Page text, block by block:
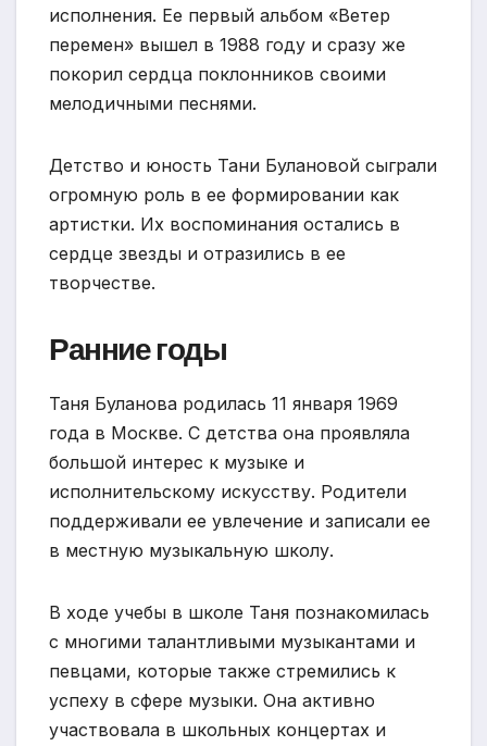
исполнения. Ее первый альбом «Ветер
перемен» вышел в 1988 году и сразу же
покорил сердца поклонников своими
мелодичными песнями.
Детство и юность Тани Булановой сыграли
огромную роль в ее формировании как
артистки. Их воспоминания остались в
сердце звезды и отразились в ее
творчестве.
Ранние годы
Таня Буланова родилась 11 января 1969
года в Москве. С детства она проявляла
большой интерес к музыке и
исполнительскому искусству. Родители
поддерживали ее увлечение и записали ее
в местную музыкальную школу.
В ходе учебы в школе Таня познакомилась
с многими талантливыми музыкантами и
певцами, которые также стремились к
успеху в сфере музыки. Она активно
участвовала в школьных концертах и